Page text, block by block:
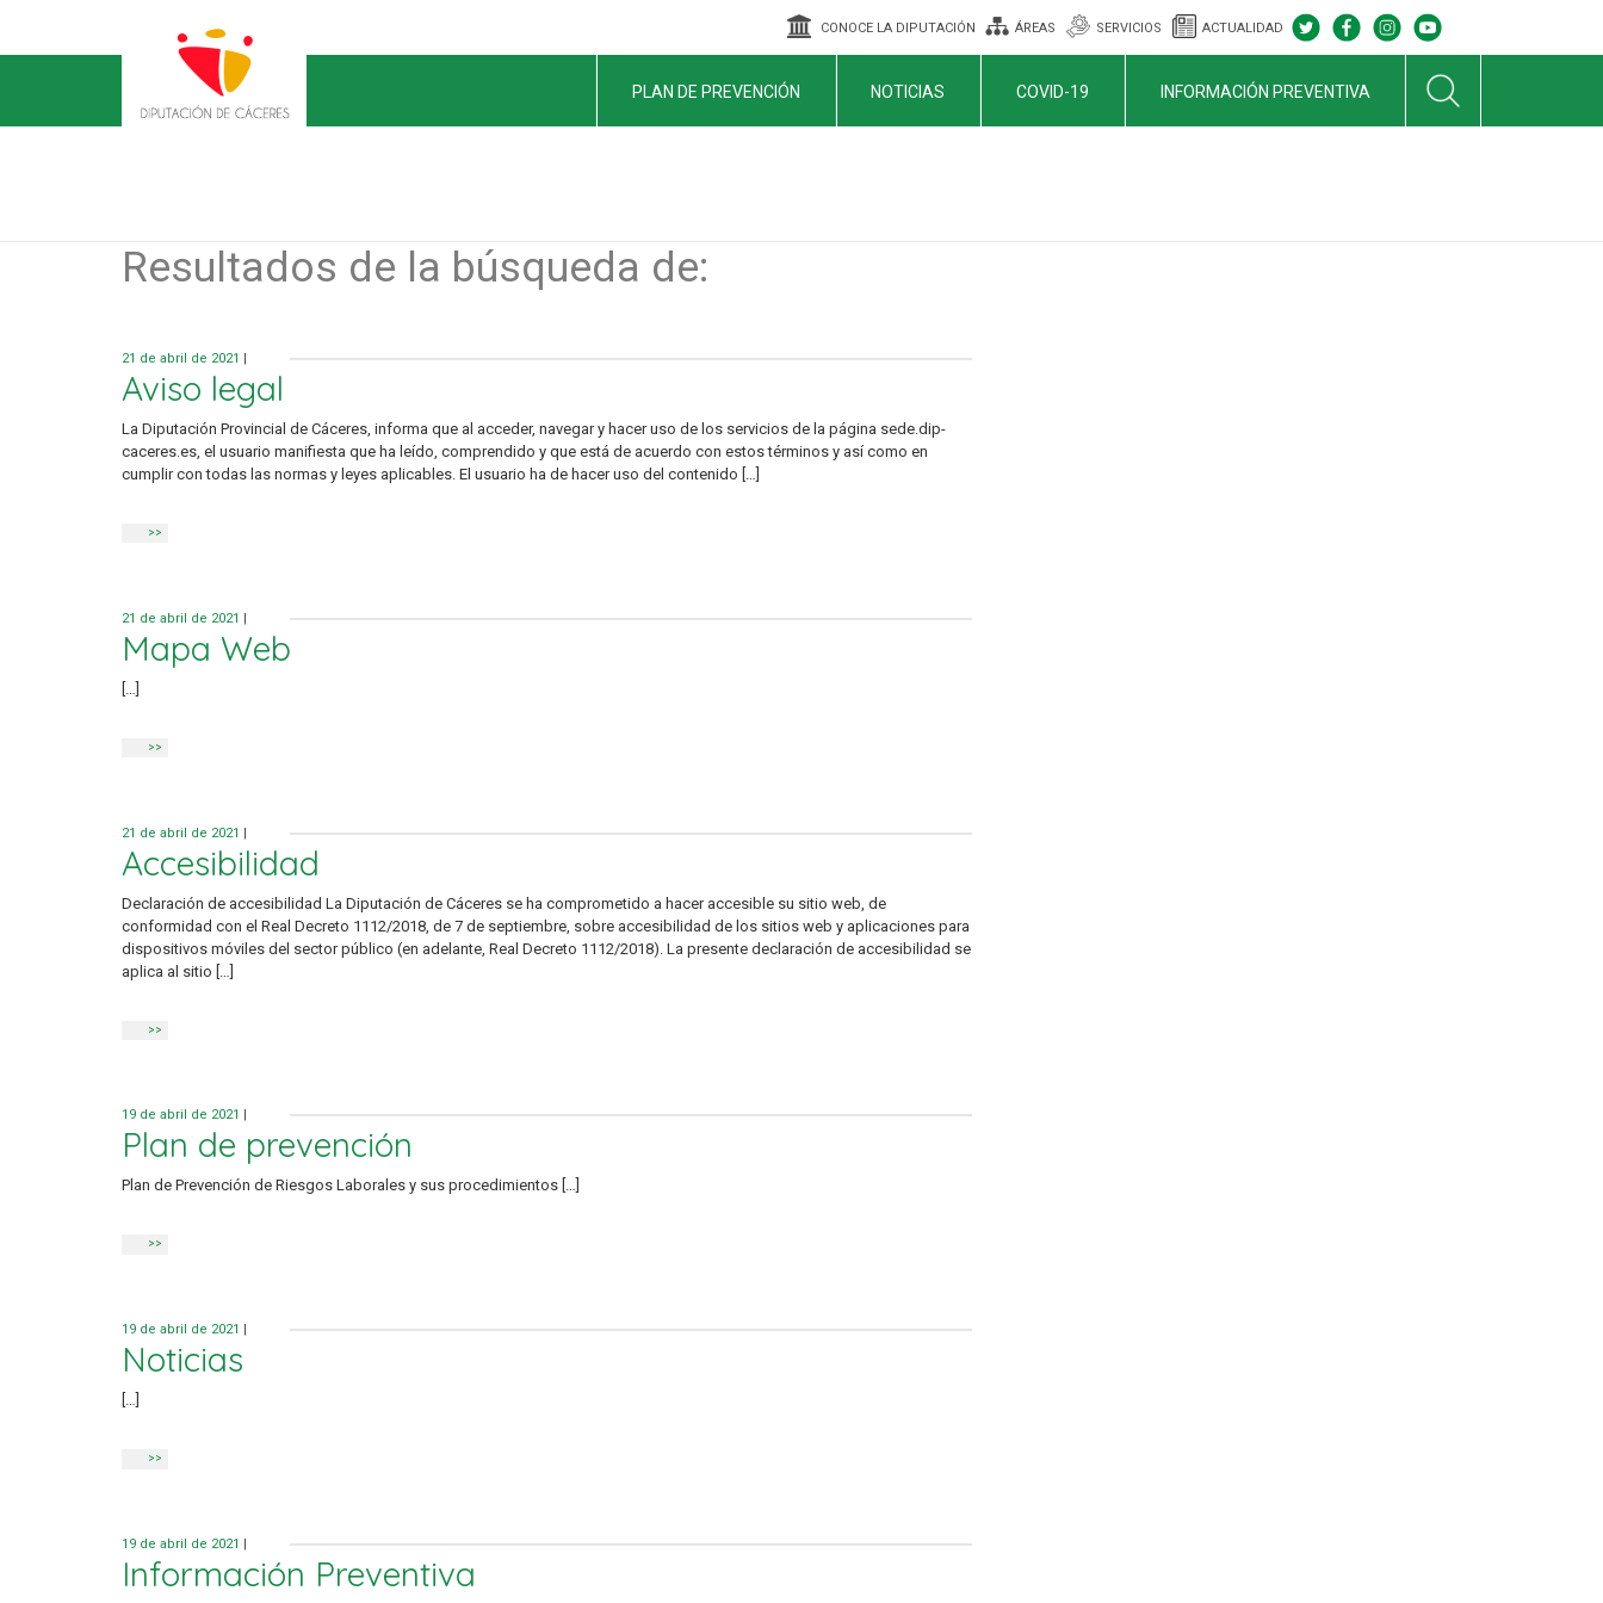
CONOCE LA DIPUTACIÓN ÁREAS SERVICIOS ACTUALIDAD
PLAN DE PREVENCIÓN NOTICIAS COVID-19 INFORMACIÓN PREVENTIVA
Resultados de la búsqueda de:
21 de abril de 2021 |
Aviso legal
La Diputación Provincial de Cáceres, informa que al acceder, navegar y hacer uso de los servicios de la página sede.dip-
caceres.es, el usuario manifiesta que ha leído, comprendido y que está de acuerdo con estos términos y así como en
cumplir con todas las normas y leyes aplicables. El usuario ha de hacer uso del contenido […]
>>
21 de abril de 2021 |
Mapa Web
>>
21 de abril de 2021 |
Accesibilidad
Declaración de accesibilidad La Diputación de Cáceres se ha comprometido a hacer accesible su sitio web, de
conformidad con el Real Decreto 1112/2018, de 7 de septiembre, sobre accesibilidad de los sitios web y aplicaciones para
dispositivos móviles del sector público (en adelante, Real Decreto 1112/2018). La presente declaración de accesibilidad se
aplica al sitio […]
>>
19 de abril de 2021
Plan de prevención
Plan de Prevención de Riesgos Laborales y sus procedimientos […]
>>
19 de abril de 2021
Noticias
[…]
>>
19 de abril de 2021
Información Preventiva